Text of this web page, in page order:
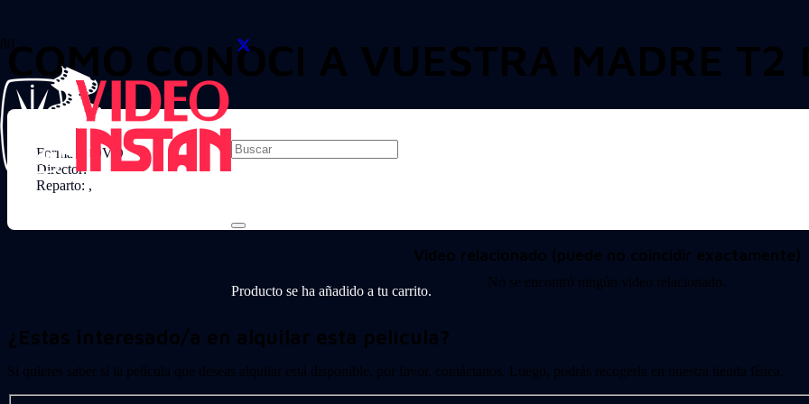
Producto se ha añadido a tu carrito.
COMO CONOCI A VUESTRA MADRE T2
Formato: DVD
Director:
Reparto: ,
Video relacionado (puede no coincidir exactamente)
No se encontró ningún video relacionado.
¿Estas interesado/a en alquilar esta película?
Si quieres saber si la película que deseas alquilar está disponible, por favor, contáctanos. Luego, podrás recogerla en nuestra tienda física.